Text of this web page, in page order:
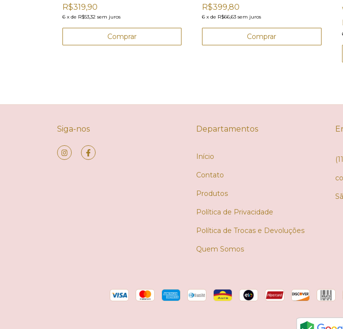
R$319,90
6 x de R$53,32 sem juros
Comprar
R$399,80
6 xde R$66,63 sem juros
Comprar
Siga-nos Departamentos
Início
Contato
Produtos
Política de Privacidade
Política de Trocas e Devoluções
Quem Somos